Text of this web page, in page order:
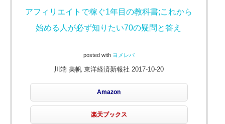
アフィリエイトで稼ぐ1年目の教科書;これから
始める人が必ず知りたい70の疑問と答え
posted with ヨメレバ
川端 美帆 東洋経済新報社 2017-10-20
Amazon
楽天ブックス